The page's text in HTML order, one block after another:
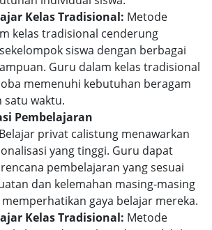
Kelas Tradisional: Metode
kelas tradisional cenderung
siswa dengan berbagai
Guru dalam kelas tradisional
memenuhi kebutuhan beragam
satu waktu.
Pembelajaran
Belajar privat calistung menawarkan
yang tinggi. Guru dapat
pembelajaran yang sesuai
dan kelemahan masing-masing
gaya belajar mereka.
Kelas Tradisional: Metode